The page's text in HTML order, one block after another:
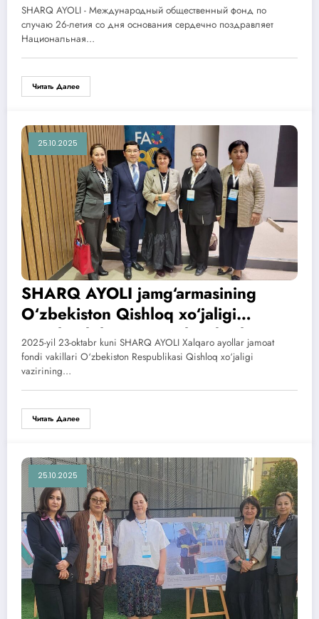
SHARQ AYOLI - Международный общественный фонд по
случаю 26-летия со дня основания сердечно поздравляет
Национальная…
Читать Далее
25.10.2025
SHARQ AYOLI jamg‘armasining
O‘zbekiston Qishloq xo‘jaligi
vazirligi bilan ijtimoiy hamkorligi
2025-yil 23-oktabr kuni SHARQ AYOLI Xalqaro ayollar jamoat
fondi vakillari O‘zbekiston Respublikasi Qishloq xo‘jaligi
vazirining…
Читать Далее
25.10.2025